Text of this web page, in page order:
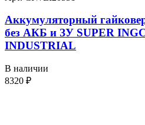
Аккумуляторный
без АКБ и ЗУ SUPER
INDUSTRIAL
В наличии
8320 ₽